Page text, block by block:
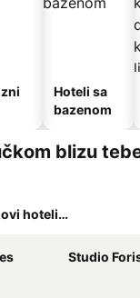
Hoteli sa
bazenom
blizu
ovi hoteli…
Studio